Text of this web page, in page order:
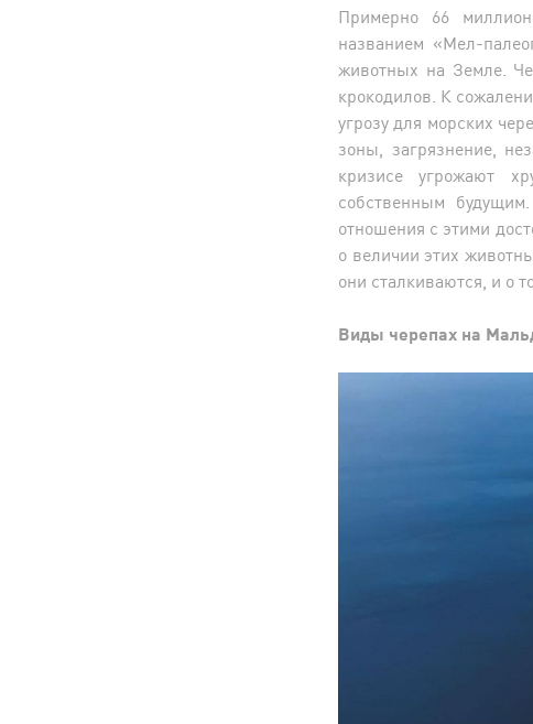
Примерно 66
названием «Мел-
животных на Земле.
крокодилов. К
угрозу для морских
зоны, загрязнение,
кризисе угрожают
собственным
отношения с этими
о величии этих
они сталкиваются, и о
Виды черепах на